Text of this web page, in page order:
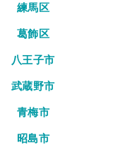
練馬区
葛飾区
八王子市
武蔵野市
青梅市
昭島市